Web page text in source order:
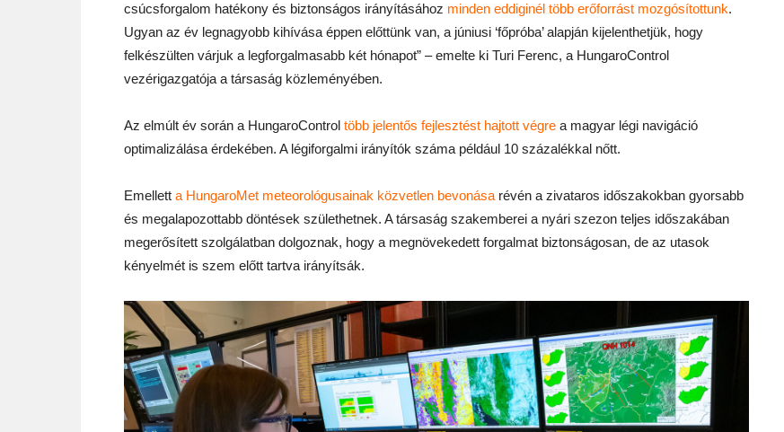
csúcsforgalom hatékony és biztonságos irányításához minden eddiginél több erőforrást mozgósítottunk.
Ugyan az év legnagyobb kihívása éppen előttünk van, a júniusi ‘főpróba’ alapján kijelenthetjük, hogy
felkészülten várjuk a legforgalmasabb két hónapot” – emelte ki Turi Ferenc, a HungaroControl
vezérigazgatója a társaság közleményében.
Az elmúlt év során a HungaroControl több jelentős fejlesztést hajtott végre a magyar légi navigáció
optimalizálása érdekében. A légiforgalmi irányítók száma például 10 százalékkal nőtt.
Emellett a HungaroMet meteorológusainak közvetlen bevonása révén a zivataros időszakokban gyorsabb
és megalapozottabb döntések születhetnek. A társaság szakemberei a nyári szezon teljes időszakában
megerősített szolgálatban dolgoznak, hogy a megnövekedett forgalmat biztonságosan, de az utasok
kényelmét is szem előtt tartva irányítsák.